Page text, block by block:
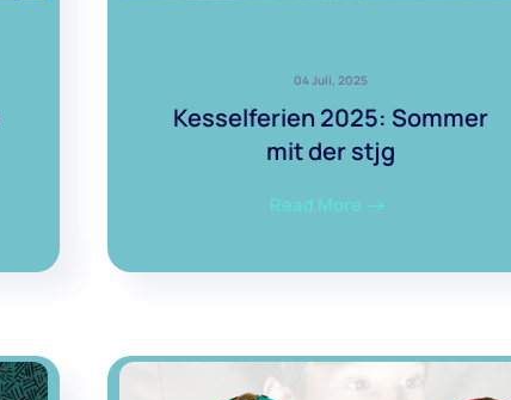
04 Juli, 2025
Kesselferien 2025: Sommer
mit der stjg
Read More